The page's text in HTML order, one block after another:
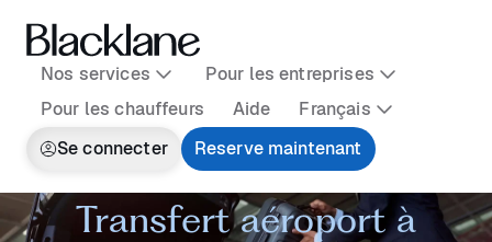
Nos services
Pour les entreprises
Pour les chauffeurs
Aide
Français
Se connecter
Reserve maintenant
Transfert aéroport à